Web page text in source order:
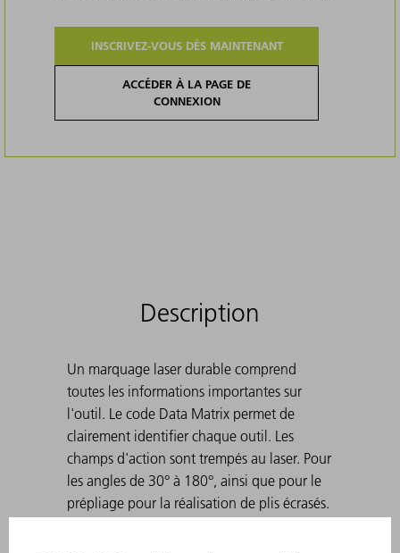
INSCRIVEZ-VOUS DÈS MAINTENANT
ACCÉDER À LA PAGE DE
CONNEXION
Description
Un marquage laser durable comprend
toutes les informations importantes sur
l'outil. Le code Data Matrix permet de
clairement identifier chaque outil. Les
champs d'action sont trempés au laser. Pour
les angles de 30° à 180°, ainsi que pour le
prépliage pour la réalisation de plis écrasés.